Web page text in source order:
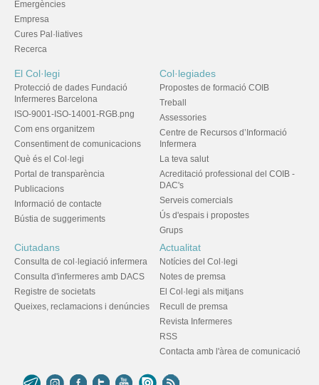
Emergències
Empresa
Cures Pal·liatives
Recerca
El Col·legi
Protecció de dades Fundació
Infermeres Barcelona
ISO-9001-ISO-14001-RGB.png
Com ens organitzem
Consentiment de comunicacions
Què és el Col·legi
Portal de transparència
Publicacions
Informació de contacte
Bústia de suggeriments
Col·legiades
Propostes de formació COIB
Treball
Assessories
Centre de Recursos d’Informació
Infermera
La teva salut
Acreditació professional del COIB -
DAC's
Serveis comercials
Ús d'espais i propostes
Grups
Ciutadans
Consulta de col·legiació infermera
Consulta d'infermeres amb DACS
Registre de societats
Queixes, reclamacions i denúncies
Actualitat
Notícies del Col·legi
Notes de premsa
El Col·legi als mitjans
Recull de premsa
Revista Infermeres
RSS
Contacta amb l'àrea de comunicació